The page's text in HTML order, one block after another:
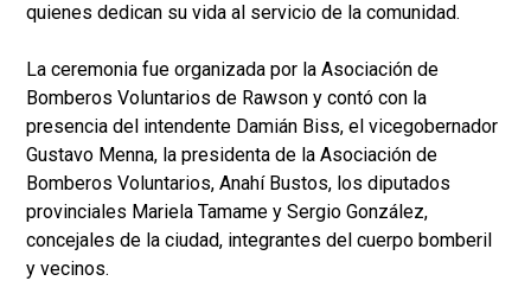
quienes dedican su vida al servicio de la comunidad.
La ceremonia fue organizada por la Asociación de
Bomberos Voluntarios de Rawson y contó con la
presencia del intendente Damián Biss, el vicegobernador
Gustavo Menna, la presidenta de la Asociación de
Bomberos Voluntarios, Anahí Bustos, los diputados
provinciales Mariela Tamame y Sergio González,
concejales de la ciudad, integrantes del cuerpo bomberil
y vecinos.